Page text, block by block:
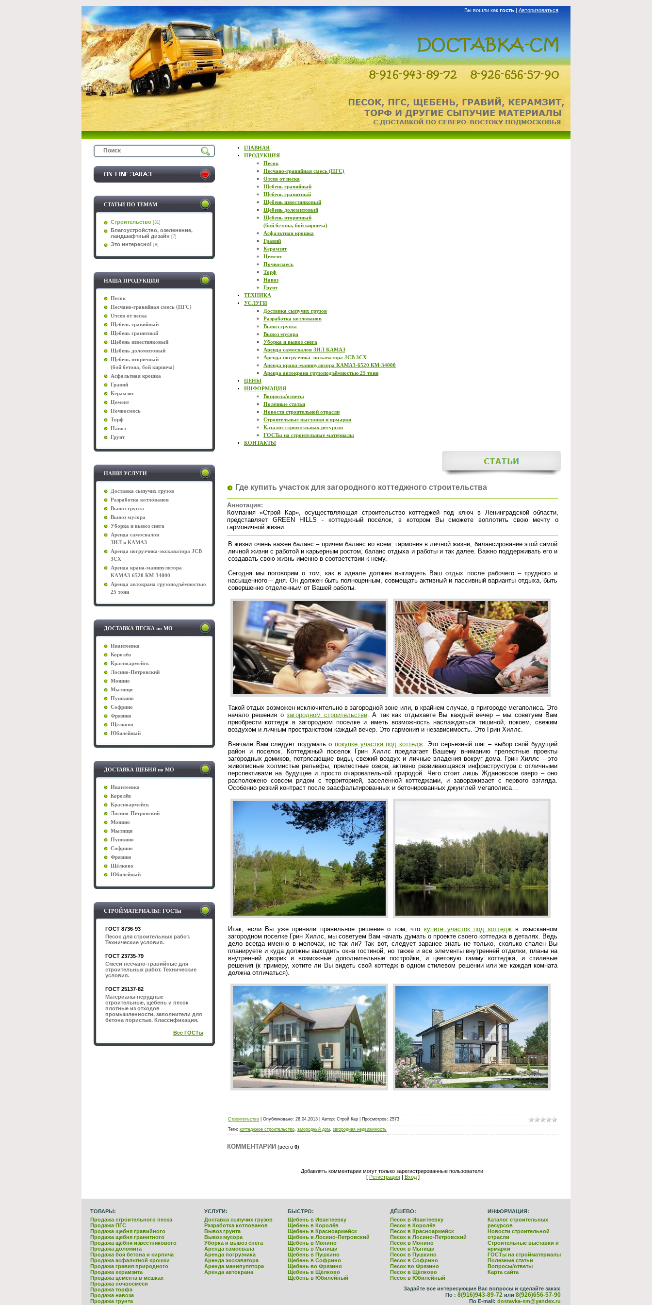
Вы вошли как гость | Авторизоваться
СТАТЬИ ПО ТЕМАМ
Строительство [31]
Благоустройство, озеленение,
ландшафтный дизайн [7]
Это интересно! [8]
НАША ПРОДУКЦИЯ
Песок
Песчано-гравийная смесь (ПГС)
Отсев от песка
Щебень гравийный
Щебень гранитный
Щебень известняковый
Щебень доломитовый
Щебень вторичный
(бой бетона, бой кирпича)
Асфальтная крошка
Гравий
Керамзит
Цемент
Почвосмесь
Торф
Навоз
Грунт
НАШИ УСЛУГИ
Доставка сыпучих грузов
Разработка котлованов
Вывоз грунта
Вывоз мусора
Уборка и вывоз снега
Аренда самосвалов
ЗИЛ и КАМАЗ
Аренда погрузчика-экскаватора JCB
3CX
Аренда крана-манипулятора
КАМАЗ-6520 КМ-34000
Аренда автокрана грузоподъёмностью
25 тонн
ДОСТАВКА ПЕСКА по МО
Ивантеевка
Королёв
Красноармейск
Лосино-Петровский
Монино
Мытищи
Пушкино
Софрино
Фрязино
Щёлково
Юбилейный
ДОСТАВКА ЩЕБНЯ по МО
Ивантеевка
Королёв
Красноармейск
Лосино-Петровский
Монино
Мытищи
Пушкино
Софрино
Фрязино
Щёлково
Юбилейный
СТРОЙМАТЕРИАЛЫ: ГОСТы
ГОСТ 8736-93
Песок для строительных работ.
Технические условия.
ГОСТ 23735-79
Смеси песчано-гравийные для
строительных работ. Технические
условия.
ГОСТ 25137-82
Материалы нерудные
строительные, щебень и песок
плотные из отходов
промышленности, заполнители для
бетона пористые. Классификация.
Все ГОСТы
ГЛАВНАЯ
ПРОДУКЦИЯ
Песок
Песчано-гравийная смесь (ПГС)
Отсев от песка
Щебень гравийный
Щебень гранитный
Щебень известняковый
Щебень доломитовый
Щебень вторичный
(бой бетона, бой кирпича)
Асфальтная крошка
Гравий
Керамзит
Цемент
Почвосмесь
Торф
Навоз
Грунт
ТЕХНИКА
УСЛУГИ
Доставка сыпучих грузов
Разработка котлованов
Вывоз грунта
Вывоз мусора
Уборка и вывоз снега
Аренда самосвалов ЗИЛ КАМАЗ
Аренда погрузчика-экскаватора JCB 3CX
Аренда крана-манипулятора КАМАЗ-6520 КМ-34000
Аренда автокрана грузоподъёмностью 25 тонн
ЦЕНЫ
ИНФОРМАЦИЯ
Вопросы/ответы
Полезные статьи
Новости строительной отрасли
Строительные выставки и ярмарки
Каталог строительных ресурсов
ГОСТы на строительные материалы
КОНТАКТЫ
Где купить участок для загородного коттеджного строительства
Аннотация:
Компания «Строй Кар», осуществляющая строительство коттеджей под ключ в Ленинградской области,
представляет GREEN HILLS - коттеджный посёлок, в котором Вы сможете воплотить свою мечту о
гармоничной жизни.
В жизни очень важен баланс – причем баланс во всем: гармония в личной жизни, балансирование этой самой
личной жизни с работой и карьерным ростом, баланс отдыха и работы и так далее. Важно поддерживать его и
создавать свою жизнь именно в соответствии к нему.
Сегодня мы поговорим о том, как в идеале должен выглядеть Ваш отдых после рабочего – трудного и
насыщенного – дня. Он должен быть полноценным, совмещать активный и пассивный варианты отдыха, быть
совершенно отделенным от Вашей работы.
Такой отдых возможен исключительно в загородной зоне или, в крайнем случае, в пригороде мегаполиса. Это
начало решения озагородном строительстве. А так как отдыхаете Вы каждый вечер – мы советуем Вам
приобрести коттедж в загородном поселке и иметь возможность наслаждаться тишиной, покоем, свежим
воздухом и личным пространством каждый вечер. Это гармония и независимость. Это Грин Хиллс.
Вначале Вам следует подумать о покупке участка под коттедж. Это серьезный шаг – выбор свой будущий
район и поселок. Коттеджный поселок Грин Хиллс предлагает Вашему вниманию прелестные проекты
загородных домиков, потрясающие виды, свежий воздух и личные владения вокруг дома. Грин Хиллс – это
живописные холмистые рельефы, прелестные озера, активно развивающаяся инфраструктура с отличными
перспективами на будущее и просто очаровательной природой. Чего стоит лишь Ждановское озеро – оно
расположено совсем рядом с территорией, заселенной коттеджами, и завораживает с первого взгляда.
Особенно резкий контраст после заасфальтированных и бетонированных джунглей мегаполиса…
Итак, если Вы уже приняли правильное решение о том, что купите участок под коттеджв изысканном
загородном поселке Грин Хиллс, мы советуем Вам начать думать о проекте своего коттеджа в деталях. Ведь
дело всегда именно в мелочах, не так ли? Так вот, следует заранее знать не только, сколько спален Вы
планируете и куда должны выходить окна гостиной, но также и все элементы внутренней отделки, планы на
внутренний дворик и возможные дополнительные постройки, и цветовую гамму коттеджа, и стилевые
решения (к примеру, хотите ли Вы видеть свой коттедж в одном стилевом решении или же каждая комната
должна отличаться).
Строительство | Опубликовано: 26.04.2013 | Автор: Строй Кар | Просмотров: 2573
Теги: коттеджное строительство загородный дом загородная недвижимость
КОММЕНТАРИИ (всего 0)
Добавлять комментарии могут только зарегистрированные пользователи.
[ Регистрация| Вход]
ТОВАРЫ: УСЛУГИ: БЫСТРО: ДЁШЕВО:
ИНФОРМАЦИЯ:
Продажа строительного песка
Продажа ПГС
Продажа щебня гравийного
Продажа щебня гранитного
Продажа щебня известнякового
Продажа доломита
Продажа боя бетона и кирпича
Продажа асфальтной крошки
Продажа гравия природного
Продажа керамзита
Продажа цемента в мешках
Доставка сыпучих грузов
Разработка котлованов
Вывоз грунта
Вывоз мусора
Уборка и вывоз снега
Аренда самосвала
Аренда погрузчика
Аренда экскаватора
Аренда манипулятора
Аренда автокрана
Щебень в Ивантеевку
Щебень в Королёв
Щебень в Красноармейск
Щебень в Лосино-Петровский
Щебень в Монино
Щебень в Мытищи
Щебень в Пушкино
Щебень в Софрино
Щебень во Фрязино
Щебень в Щёлково
Щебень в Юбилейный
Песок в Ивантеевку
Песок в Королёв
Песок в Красноармейск
Песок в Лосино-Петровский
Песок в Монино
Песок в Мытищи
Песок в Пушкино
Песок в Софрино
Песок во Фрязино
Песок в Щёлково
Песок в Юбилейный
Каталог строительных
ресурсов
Новости строительной
отрасли
Строительные выставки и
ярмарки
ГОСТы на стройматериалы
Полезные статьи
Вопросы/ответы
Карта сайта
Продажа почвосмеси
Продажа торфа
Продажа навоза
Продажа грунта
Задайте все интересующие Вас вопросы и сделайте заказ:
По : 8(916)943-89-72 или 8(926)656-57-90
По E-mail: dostavka-sm@yandex.ru